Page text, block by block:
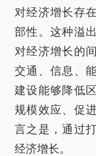
对经济增长存
部性。这种溢
对经济增长的
交通、信息、
建设能够降低
规模效应、促
言之是，通过
经济增长。